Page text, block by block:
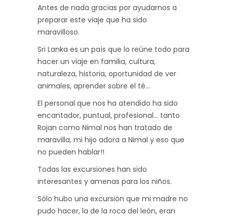
Antes de nada gracias por ayudarnos a
preparar este viaje que ha sido
maravilloso.
Sri Lanka es un país que lo reúne todo para
hacer un viaje en familia, cultura,
naturaleza, historia, oportunidad de ver
animales, aprender sobre el té…
El personal que nos ha atendido ha sido
encantador, puntual, profesional… tanto
Rojan como Nimal nos han tratado de
maravilla, mi hijo adora a Nimal y eso que
no pueden hablar!!
Todas las excursiones han sido
interesantes y amenas para los niños.
Sólo hubo una excursión que mi madre no
pudo hacer, la de la roca del león, eran